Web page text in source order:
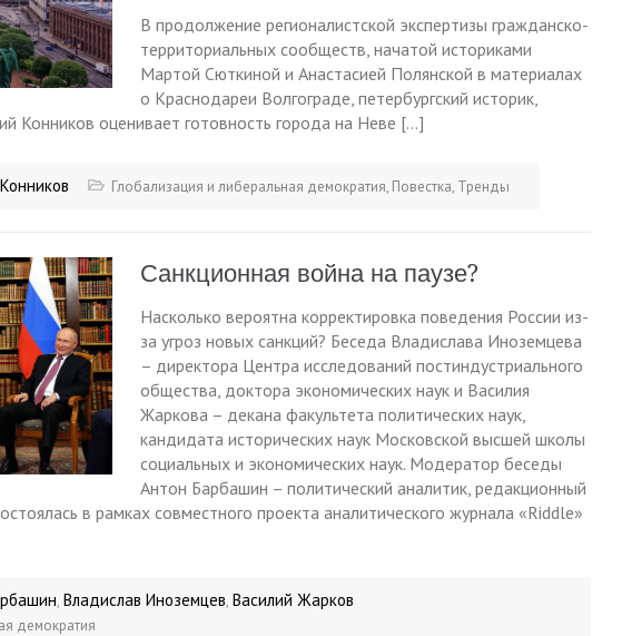
В продолжение регионалистской экспертизы гражданско-
территориальных сообществ, начатой историками
Мартой Сюткиной и Анастасией Полянской в материалах
о Краснодареи Волгограде, петербургский историк,
Конников оценивает готовность города на Неве […]
Глобализация и либеральная демократия, Повестка, Тренды
Санкционная война на паузе?
Насколько вероятна корректировка поведения России из-
за угроз новых санкций? Беседа Владислава Иноземцева
– директора Центра исследований постиндустриального
общества, доктора экономических наук и Василия
Жаркова – декана факультета политических наук,
кандидата исторических наук Московской высшей школы
социальных и экономических наук. Модератор беседы
Антон Барбашин – политический аналитик, редакционный
в рамках совместного проекта аналитического журнала «Riddle»
, Владислав Иноземцев, Василий Жарков
демократия